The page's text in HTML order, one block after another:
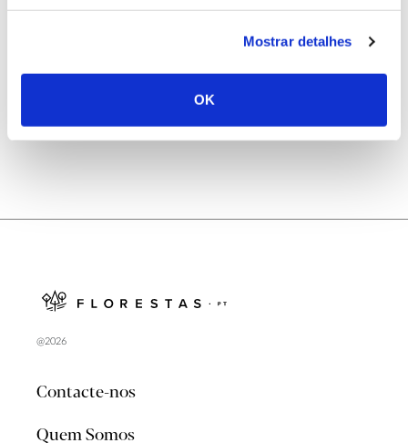
Mostrar detalhes
OK
25.06.2026
Natureza e florestas procuram jovens voluntários
no verão 2026
@2026
Contacte-nos
Quem Somos